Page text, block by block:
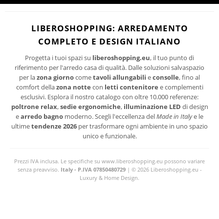
I suoi dati personali verranno trattati per le finalità connesse all'invio delle newsletter.
Per maggiori informazioni sul trattamento dei dati personali consultare la privacy
policy del sito.
LIBEROSHOPPING: ARREDAMENTO
COMPLETO E DESIGN ITALIANO
Progetta i tuoi spazi su liberoshopping.eu, il tuo punto di
riferimento per l'arredo casa di qualità. Dalle soluzioni salvaspazio
per lazona giornocometavoli allungabili econsolle, fino al
comfort dellazona notte con letti contenitore e complementi
esclusivi. Esplora il nostro catalogo con oltre 10.000 referenze:
poltrone relax,sedie ergonomiche, illuminazione LED di design
earredo bagno moderno. Scegli l'eccellenza delMade in Italye le
ultimetendenze 2026 per trasformare ogni ambiente in uno spazio
unico e funzionale.
Prezzi IVA inclusa. Le specifiche su www.liberoshopping.eu possono variare
senza preavviso. Italy - P.IVA 07850480729| © 2026 Liberoshopping.eu -
Luxury & Home Design.